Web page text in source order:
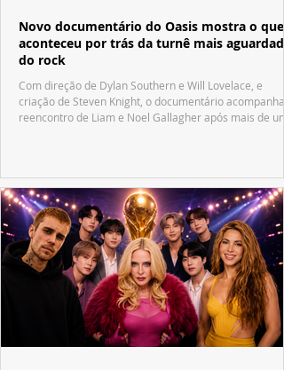
Novo documentário do Oasis mostra o que
aconteceu por trás da turnê mais aguardada
do rock
Com direção de Dylan Southern e Will Lovelace, e
criação de Steven Knight, o documentário acompanha
reencontro de Liam e Noel Gallagher após mais de